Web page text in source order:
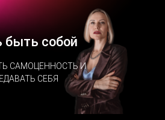
САМОЦЕННОСТЬ И
СЕБЯ
быть собой